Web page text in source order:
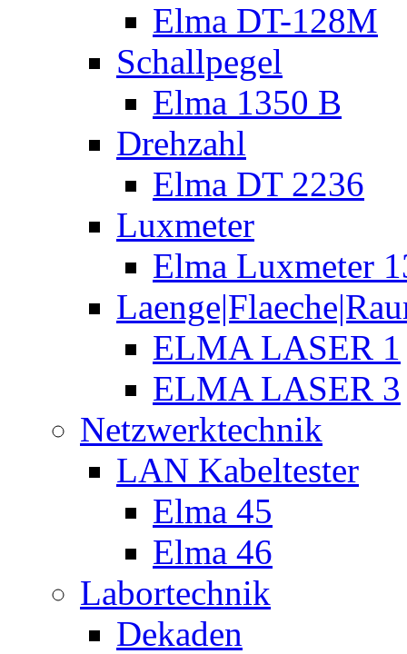
Elma DT-128M
Schallpegel
Elma 1350 B
Drehzahl
Elma DT 2236
Luxmeter
Elma Luxmeter
ELMA LASER 1
ELMA LASER 3
Netzwerktechnik
LAN Kabeltester
Elma 45
Elma 46
Labortechnik
Dekaden